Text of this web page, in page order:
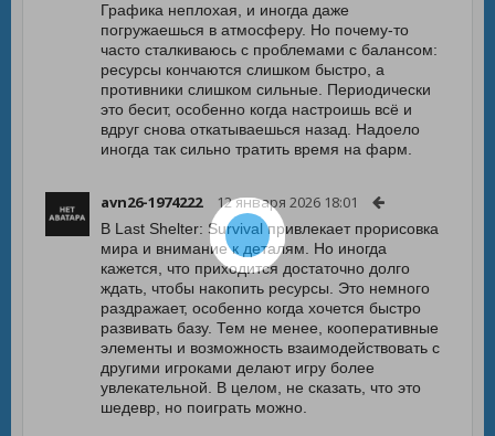
Графика неплохая, и иногда даже
погружаешься в атмосферу. Но почему-то
часто сталкиваюсь с проблемами с балансом:
ресурсы кончаются слишком быстро, а
противники слишком сильные. Периодически
это бесит, особенно когда настроишь всё и
вдруг снова откатываешься назад. Надоело
иногда так сильно тратить время на фарм.
avn26-1974222 12 января 2026 18:01
В Last Shelter: Survival привлекает прорисовка
мира и внимание к деталям. Но иногда
кажется, что приходится достаточно долго
ждать, чтобы накопить ресурсы. Это немного
раздражает, особенно когда хочется быстро
развивать базу. Тем не менее, кооперативные
элементы и возможность взаимодействовать с
другими игроками делают игру более
увлекательной. В целом, не сказать, что это
шедевр, но поиграть можно.